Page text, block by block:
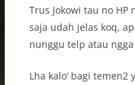
Trus Jokowi tau no HP
saja udah jelas koq,
nunggu telp atau
Lha kalo’ bagi